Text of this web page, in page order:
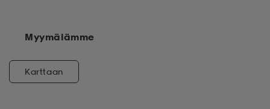
Myymälämme
Karttaan